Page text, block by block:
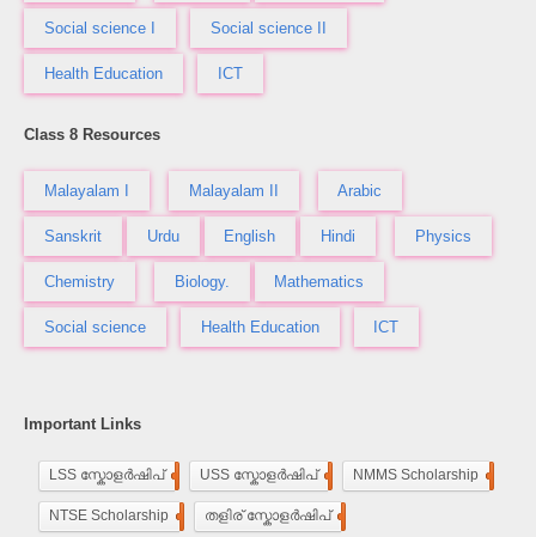
Social science I Social science II
Health Education ICT
Class 8 Resources
Malayalam I Malayalam II Arabic
Sanskrit Urdu English Hindi Physics
Chemistry Biology. Mathematics
Social science Health Education ICT
Important Links
LSS സ്കോളർഷിപ് 248USS സ്കോളർഷിപ് 100NMMS Scholarship
NTSE Scholarship 118തളിര് സ്കോളർഷിപ്